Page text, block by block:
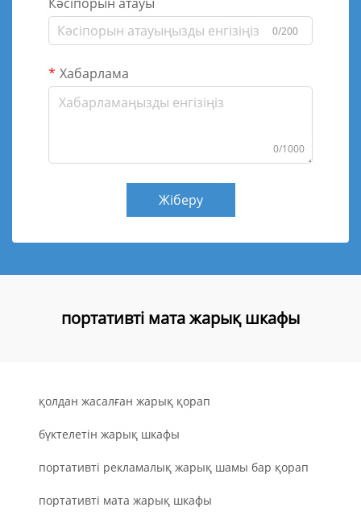
0/200
Хабарлама
0/1000
Жіберу
портативті мата жарық шкафы
қолдан жасалған жарық қорап
бүктелетін жарық шкафы
портативті рекламалық жарық шамы бар қорап
портативті мата жарық шкафы